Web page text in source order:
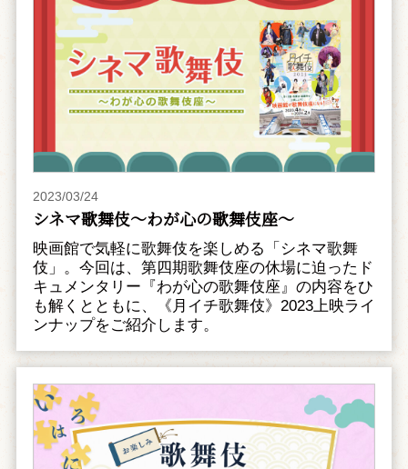
2023/03/24
シネマ歌舞伎～わが心の歌舞伎座～
映画館で気軽に歌舞伎を楽しめる「シネマ歌舞
伎」。今回は、第四期歌舞伎座の休場に迫ったド
キュメンタリー『わが心の歌舞伎座』の内容をひ
も解くとともに、《月イチ歌舞伎》2023上映ライ
ンナップをご紹介します。